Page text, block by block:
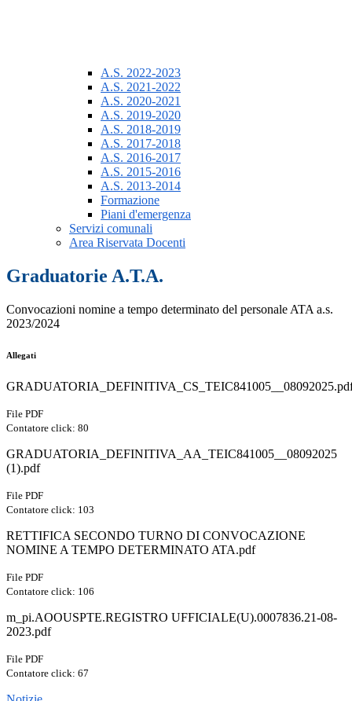
A.S. 2022-2023
A.S. 2021-2022
A.S. 2020-2021
A.S. 2019-2020
A.S. 2018-2019
A.S. 2017-2018
A.S. 2016-2017
A.S. 2015-2016
A.S. 2013-2014
Formazione
Piani d'emergenza
Servizi comunali
Area Riservata Docenti
Graduatorie A.T.A.
Convocazioni nomine a tempo determinato del personale ATA a.s.
2023/2024
Allegati
File PDF
Contatore click: 80
GRADUATORIA_DEFINITIVA_AA_TEIC841005__08092025
(1).pdf
File PDF
Contatore click: 103
RETTIFICA SECONDO TURNO DI CONVOCAZIONE
NOMINE A TEMPO DETERMINATO ATA.pdf
File PDF
Contatore click: 106
m_pi.AOOUSPTE.REGISTRO UFFICIALE(U).0007836.21-08-
2023.pdf
File PDF
Contatore click: 67